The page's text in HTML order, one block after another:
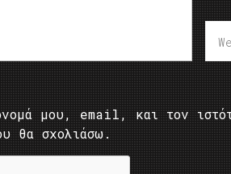
μου, email, και τον
θα σχολιάσω.